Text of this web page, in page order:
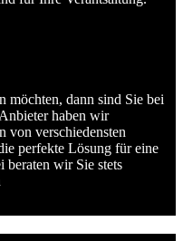
möchten, dann sind Sie bei
haben wir
von verschiedensten
perfekte Lösung für eine
beraten wir Sie stets